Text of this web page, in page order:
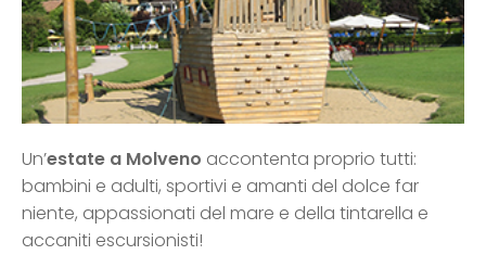
Un’estate a Molveno accontenta proprio tutti:
bambini e adulti, sportivi e amanti del dolce far
niente, appassionati del mare e della tintarella e
accaniti escursionisti!